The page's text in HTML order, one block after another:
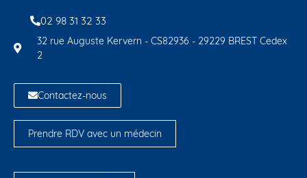
02 98 31 32 33
32 rue Auguste Kervern - CS82936 - 29229 BREST Cedex
2
Contactez-nous
Prendre RDV avec un médecin